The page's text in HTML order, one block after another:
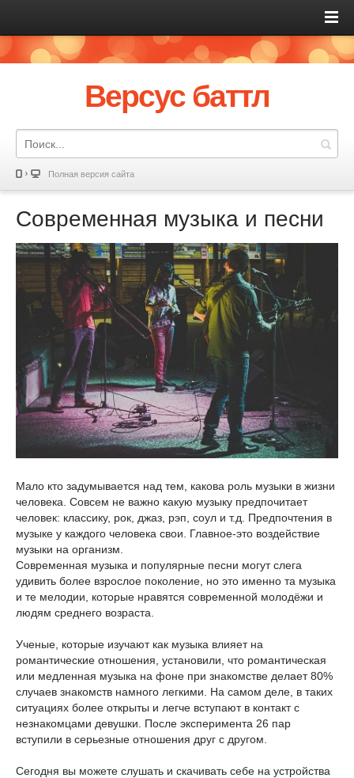
Версус баттл
Полная версия сайта
Современная музыка и песни
Мало кто задумывается над тем, какова роль музыки в жизни
человека. Совсем не важно какую музыку предпочитает
человек: классику, рок, джаз, рэп, соул и т.д. Предпочтения в
музыке у каждого человека свои. Главное-это воздействие
музыки на организм.
Современная музыка и популярные песни могут слега
удивить более взрослое поколение, но это именно та музыка
и те мелодии, которые нравятся современной молодёжи и
людям среднего возраста.
Ученые, которые изучают как музыка влияет на
романтические отношения, установили, что романтическая
или медленная музыка на фоне при знакомстве делает 80%
случаев знакомств намного легкими. На самом деле, в таких
ситуациях более открыты и легче вступают в контакт с
незнакомцами девушки. После эксперимента 26 пар
вступили в серьезные отношения друг с другом.
Сегодня вы можете слушать и скачивать себе на устройства